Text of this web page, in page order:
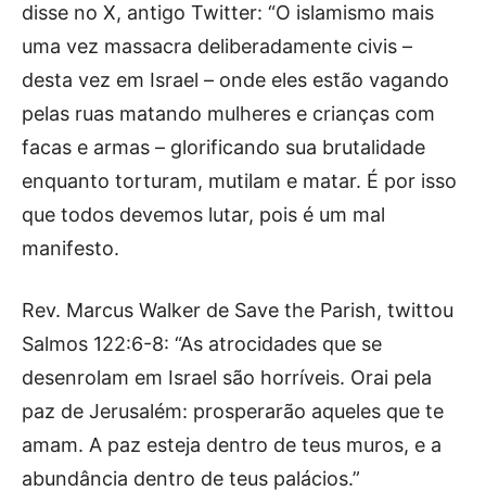
disse no X, antigo Twitter: “O islamismo mais
uma vez massacra deliberadamente civis –
desta vez em Israel – onde eles estão vagando
pelas ruas matando mulheres e crianças com
facas e armas – glorificando sua brutalidade
enquanto torturam, mutilam e matar. É por isso
que todos devemos lutar, pois é um mal
manifesto.
Rev. Marcus Walker de Save the Parish, twittou
Salmos 122:6-8: “As atrocidades que se
desenrolam em Israel são horríveis. Orai pela
paz de Jerusalém: prosperarão aqueles que te
amam. A paz esteja dentro de teus muros, e a
abundância dentro de teus palácios.”